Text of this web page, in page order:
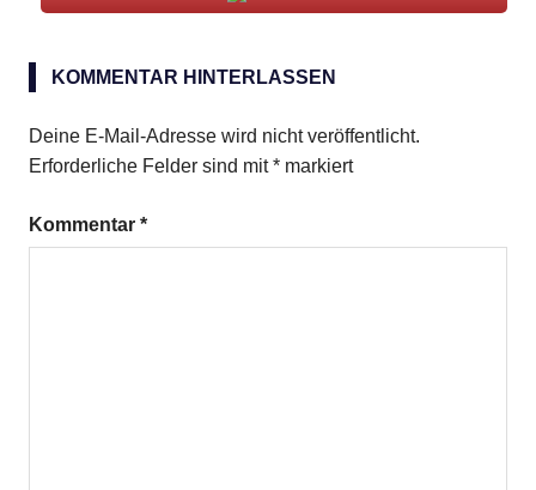
Champignons
Mu-
Pilze
rote
KOMMENTAR HINTERLASSEN
Deine E-Mail-Adresse wird nicht veröffentlicht.
Erforderliche Felder sind mit* markiert
Kommentar *